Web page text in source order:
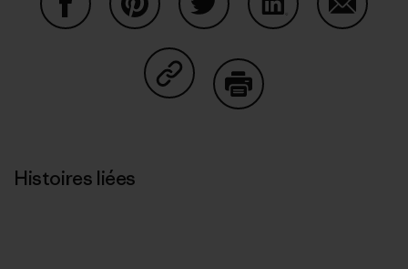
Partager sur Copy Link
Histoires liées